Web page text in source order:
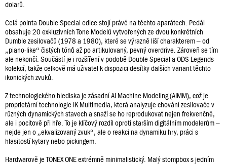
dolarů.
Celá pointa Double Special edice stojí právě na těchto aparátech. Pedál
obsahuje 20 exkluzivních Tone Modelů vytvořených ze dvou konkrétních
Dumble zesilovačů (1978 a 1980), které se výrazně liší charakterem – od
„piano-like“ čistých tónů až po artikulovaný, pevný overdrive. Zároveň se tím
ale nekončí. Součástí je i rozšíření v podobě Double Special a ODS Legends
kolekcí, takže celkově má uživatel k dispozici desítky dalších variant těchto
ikonických zvuků.
Z technologického hlediska je zásadní AI Machine Modeling (AIMM), což je
proprietární technologie IK Multimedia, která analyzuje chování zesilovače v
různých dynamických stavech a snaží se ho reprodukovat nejen frekvenčně,
ale i pocitově při hře. To je klíčový rozdíl oproti starším digitálním modelerům –
nejde jen o „ekvalizovaný zvuk“, ale o reakci na dynamiku hry, práci s
hlasitostí kytary nebo pickingem.
Hardwarově je TONEX ONE extrémně minimalistický. Malý stompbox s jedním